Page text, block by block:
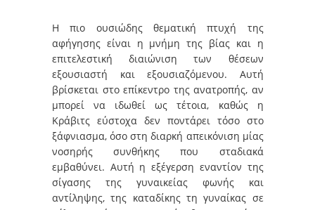
Η πιο ουσιώδης θεματική πτυχή της
αφήγησης είναι η μνήμη της βίας και η
επιτελεστική διαιώνιση των θέσεων
εξουσιαστή και εξουσιαζόμενου. Αυτή
βρίσκεται στο επίκεντρο της ανατροπής, αν
μπορεί να ιδωθεί ως τέτοια, καθώς η
Κράβιτς εύστοχα δεν ποντάρει τόσο στο
ξάφνιασμα, όσο στη διαρκή απεικόνιση μίας
νοσηρής συνθήκης που σταδιακά
εμβαθύνει. Αυτή η εξέγερση εναντίον της
σίγασης της γυναικείας φωνής και
αντίληψης, της καταδίκης τη γυναίκας σε